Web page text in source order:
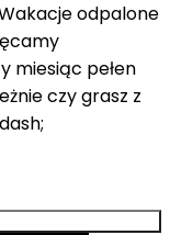
Wakacje odpalone
miesiąc pełen
czy grasz z